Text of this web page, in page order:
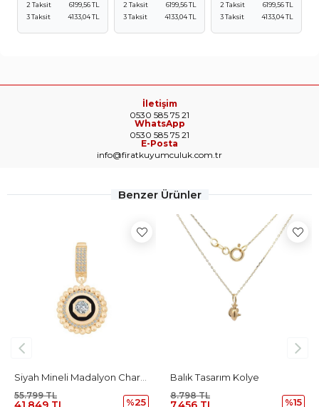
2 Taksit
6199,56 TL
3 Taksit
4133,04 TL
2 Taksit
6199,56 TL
3 Taksit
4133,04 TL
2 Taksit
6199,56 TL
3 Taksit
4133,04 TL
İletişim
0530 585 75 21
WhatsApp
0530 585 75 21
E-Posta
info@firatkuyumculuk.com.tr
Benzer Ürünler
55.799 TL
%25
Balık Tasarım Kolye
8.798 TL
%15